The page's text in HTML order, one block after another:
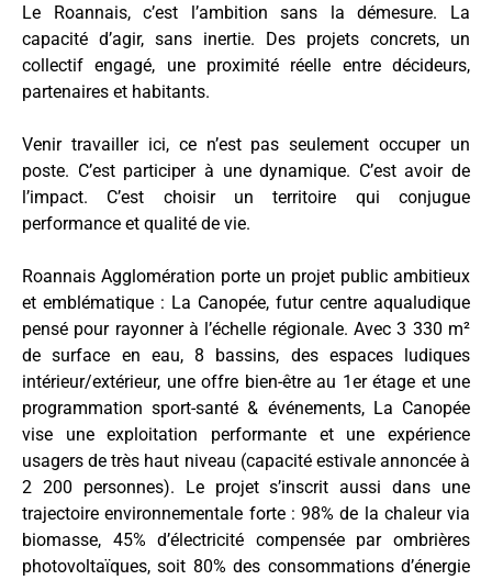
Le Roannais, c’est l’ambition sans la démesure. La
capacité d’agir, sans inertie. Des projets concrets, un
collectif engagé, une proximité réelle entre décideurs,
partenaires et habitants.
Venir travailler ici, ce n’est pas seulement occuper un
poste. C’est participer à une dynamique. C’est avoir de
l’impact. C’est choisir un territoire qui conjugue
performance et qualité de vie.
Roannais Agglomération porte un projet public ambitieux
et emblématique : La Canopée, futur centre aqualudique
pensé pour rayonner à l’échelle régionale. Avec 3 330 m²
de surface en eau, 8 bassins, des espaces ludiques
intérieur/extérieur, une offre bien-être au 1er étage et une
programmation sport-santé & événements, La Canopée
vise une exploitation performante et une expérience
usagers de très haut niveau (capacité estivale annoncée à
2 200 personnes). Le projet s’inscrit aussi dans une
trajectoire environnementale forte : 98% de la chaleur via
biomasse, 45% d’électricité compensée par ombrières
photovoltaïques, soit 80% des consommations d’énergie